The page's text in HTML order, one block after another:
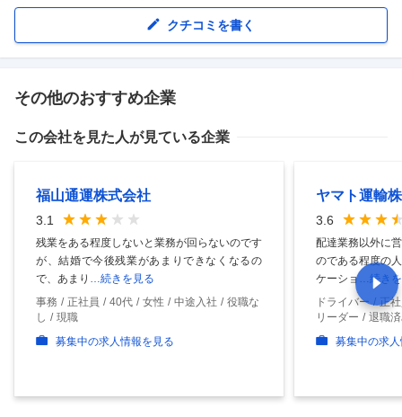
クチコミを書く
その他のおすすめ企業
この会社を見た人が見ている企業
福山通運株式会社
3.1
残業をある程度しないと業務が回らないのです
が、結婚で今後残業があまりできなくなるの
で、あまり
…続きを見る
事務
正社員 40代 女性 中途入社
役職な
し
現職
募集中の求人情報を見る
ヤマト運輸
3.6
配達業務以外に
のである程度の
ケーショ …続き
ドライバー
正
リーダー
退職
募集中の求